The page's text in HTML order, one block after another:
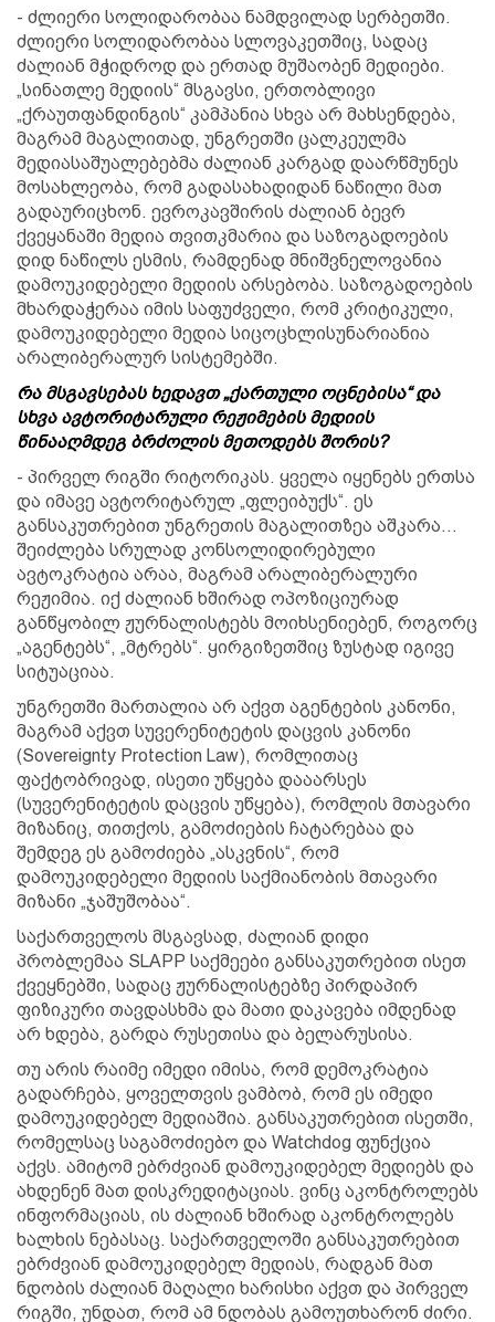
- ძლიერი სოლიდარობაა ნამდვილად სერბეთში.
ძლიერი სოლიდარობაა სლოვაკეთშიც, სადაც
ძალიან მჭიდროდ და ერთად მუშაობენ მედიები.
„სინათლე მედიის“ მსგავსი, ერთობლივი
„ქრაუთფანდინგის“ კამპანია სხვა არ მახსენდება,
მაგრამ მაგალითად, უნგრეთში ცალკეულმა
მედიასაშუალებებმა ძალიან კარგად დაარწმუნეს
მოსახლეობა, რომ გადასახადიდან ნაწილი მათ
გადაურიცხონ. ევროკავშირის ძალიან ბევრ
ქვეყანაში მედია თვითკმარია და საზოგადოების
დიდ ნაწილს ესმის, რამდენად მნიშვნელოვანია
დამოუკიდებელი მედიის არსებობა. საზოგადოების
მხარდაჭერაა იმის საფუძველი, რომ კრიტიკული,
დამოუკიდებელი მედია სიცოცხლისუნარიანია
არალიბერალურ სისტემებში.
რა მსგავსებას ხედავთ „ქართული ოცნებისა“ და
სხვა ავტორიტარული რეჟიმების მედიის
წინააღმდეგ ბრძოლის მეთოდებს შორის?
- პირველ რიგში რიტორიკას. ყველა იყენებს ერთსა
და იმავე ავტორიტარულ „ფლეიბუქს“. ეს
განსაკუთრებით უნგრეთის მაგალითზეა აშკარა…
შეიძლება სრულად კონსოლიდირებული
ავტოკრატია არაა, მაგრამ არალიბერალური
რეჟიმია. იქ ძალიან ხშირად ოპოზიციურად
განწყობილ ჟურნალისტებს მოიხსენიებენ, როგორც
„აგენტებს“, „მტრებს“. ყირგიზეთშიც ზუსტად იგივე
სიტუაციაა.
უნგრეთში მართალია არ აქვთ აგენტების კანონი,
მაგრამ აქვთ სუვერენიტეტის დაცვის კანონი
(Sovereignty Protection Law), რომლითაც
ფაქტობრივად, ისეთი უწყება დააარსეს
(სუვერენიტეტის დაცვის უწყება), რომლის მთავარი
მიზანიც, თითქოს, გამოძიების ჩატარებაა და
შემდეგ ეს გამოძიება „ასკვნის“, რომ
დამოუკიდებელი მედიის საქმიანობის მთავარი
მიზანი „ჯაშუშობაა“.
საქართველოს მსგავსად, ძალიან დიდი
პრობლემაა SLAPP საქმეები განსაკუთრებით ისეთ
ქვეყნებში, სადაც ჟურნალისტებზე პირდაპირ
ფიზიკური თავდასხმა და მათი დაკავება იმდენად
არ ხდება, გარდა რუსეთისა და ბელარუსისა.
თუ არის რაიმე იმედი იმისა, რომ დემოკრატია
გადარჩება, ყოველთვის ვამბობ, რომ ეს იმედი
დამოუკიდებელ მედიაშია. განსაკუთრებით ისეთში,
რომელსაც საგამოძიებო და Watchdog ფუნქცია
აქვს. ამიტომ ებრძვიან დამოუკიდებელ მედიებს და
ახდენენ მათ დისკრედიტაციას. ვინც აკონტროლებს
ინფორმაციას, ის ძალიან ხშირად აკონტროლებს
ხალხის ნებასაც. საქართველოში განსაკუთრებით
ებრძვიან დამოუკიდებელ მედიას, რადგან მათ
ნდობის ძალიან მაღალი ხარისხი აქვთ და პირველ
რიგში, უნდათ, რომ ამ ნდობას გამოუთხარონ ძირი.